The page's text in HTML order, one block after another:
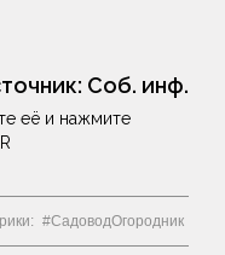
Соб. инф.
её и нажмите
СадоводОгородник